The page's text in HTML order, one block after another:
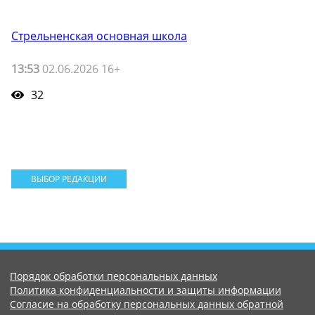
Стрельненская основная школа
13:53 02.06.2026 16+
32
ВЫБОР РЕДАКЦИИ
Порядок обработки персональных данных
Политика конфиденциальности и защиты информации
Согласие на обработку персональных данных обратной